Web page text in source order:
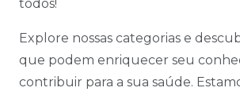
todos!
Explore nossas categorias e
que podem enriquecer seu
contribuir para a sua saúde.